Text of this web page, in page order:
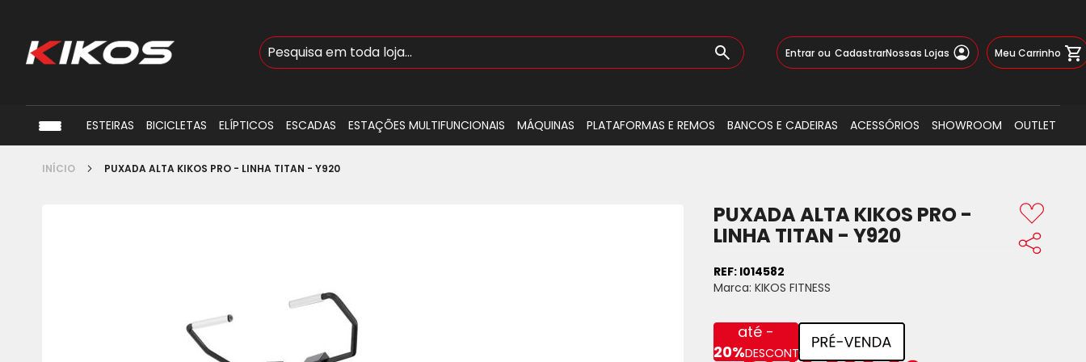
Busca
Pular
para
Entrar CadastrarNossas Lojas Meu Carrinho
ESTEIRAS BICICLETAS ELÍPTICOS ESCADAS ESTAÇÕES MULTIFUNCIONAIS MÁQUINAS PLATAFORMAS E REMOS BANCOS E CADEIRAS ACESSÓRIOS SHOWROOM OUTLET
INÍCIO PUXADA ALTA KIKOS PRO - LINHA TITAN - Y920
PUXADA ALTA KIKOS PRO -
LINHA TITAN - Y920
REF: I014582
Marca: KIKOS FITNESS
até -
20%DESCONTO